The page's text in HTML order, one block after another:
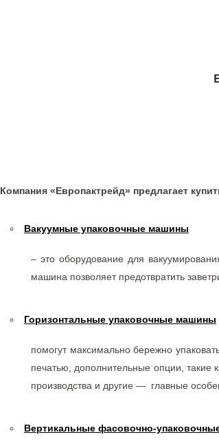
Компания «Европактрейд» предлагает
Вакуумные упаковочные машины
– это оборудование для
машина позволяет предотвратить
Горизонтальные упаковочные машины
помогут максимально бережно
печатью, дополнительные опции, такие
производства и другие — главные
Вертикальные фасовочно-